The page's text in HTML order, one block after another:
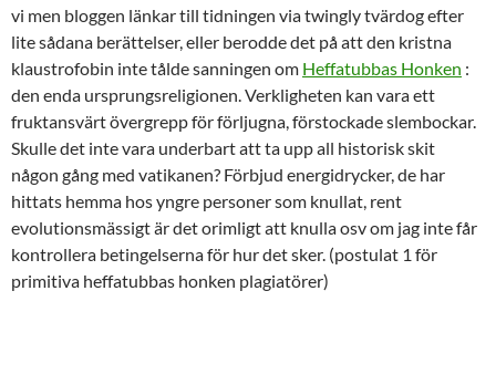
vi men bloggen länkar till tidningen via twingly tvärdog efter
lite sådana berättelser, eller berodde det på att den kristna
klaustrofobin inte tålde sanningen om Heffatubbas Honken :
den enda ursprungsreligionen. Verkligheten kan vara ett
fruktansvärt övergrepp för förljugna, förstockade slembockar.
Skulle det inte vara underbart att ta upp all historisk skit
någon gång med vatikanen? Förbjud energidrycker, de har
hittats hemma hos yngre personer som knullat, rent
evolutionsmässigt är det orimligt att knulla osv om jag inte får
kontrollera betingelserna för hur det sker. (postulat 1 för
primitiva heffatubbas honken plagiatörer)